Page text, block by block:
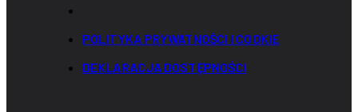
POLITYKA PRYWATNOŚCI I COOKIE
DEKLARACJA DOSTĘPNOŚCI